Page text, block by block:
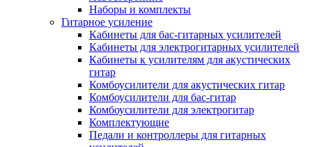
Наборы и комплекты
Гитарное усиление
Кабинеты для бас-гитарных усилителей
Кабинеты для электрогитарных усилителей
Кабинеты к усилителям для акустических
гитар
Комбоусилители для акустических гитар
Комбоусилители для бас-гитар
Комбоусилители для электрогитар
Комплектующие
Педали и контроллеры для гитарных